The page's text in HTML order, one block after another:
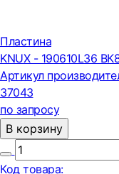
Пластина
KNUX - 190610L36
Артикул
37043
по запросу
В корзину
Код товара: